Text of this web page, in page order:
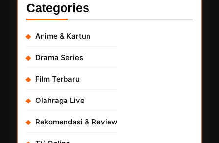
Categories
Anime & Kartun
Drama Series
Film Terbaru
Olahraga Live
Rekomendasi & Review